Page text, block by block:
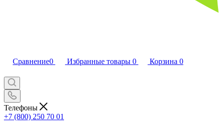
Сравнение0 Избранные товары 0 Корзина 0
Телефоны
+7 (800) 250 70 01